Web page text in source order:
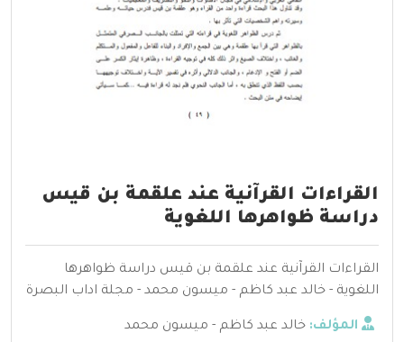
القراءات القرآنية عند علقمة بن قيس
دراسة ظواهرها اللغوية
القراءات القرآنية عند علقمة بن قيس دراسة ظواهرها
اللغوية - خالد عبد كاظم - ميسون محمد - مجلة اداب البصرة
المؤلف: خالد عبد كاظم - ميسون محمد